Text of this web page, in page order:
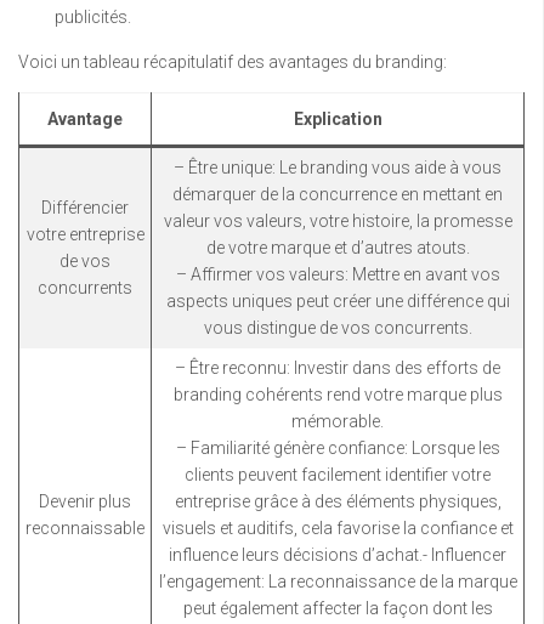
publicités.
Voici un tableau récapitulatif des avantages du branding:
Avantage Explication
Différencier
votre entreprise
de vos
concurrents
– Être unique: Le branding vous aide à vous
démarquer de la concurrence en mettant en
valeur vos valeurs, votre histoire, la promesse
de votre marque et d’autres atouts.
– Affirmer vos valeurs: Mettre en avant vos
aspects uniques peut créer une différence qui
vous distingue de vos concurrents.
Devenir plus
reconnaissable
– Être reconnu: Investir dans des efforts de
branding cohérents rend votre marque plus
mémorable.
– Familiarité génère confiance: Lorsque les
clients peuvent facilement identifier votre
entreprise grâce à des éléments physiques,
visuels et auditifs, cela favorise la confiance et
influence leurs décisions d’achat.- Influencer
l’engagement: La reconnaissance de la marque
peut également affecter la façon dont les